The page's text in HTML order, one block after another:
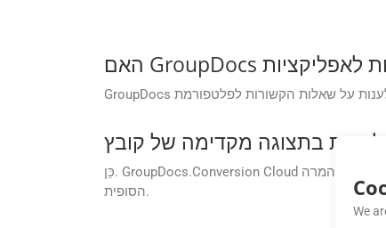
כֵּן. GroupDocs.Conversion Cloud תומך בתכונת תצוגה מקדימה של מסמכים לפני ההמרה. זה עוזר להבטיח דיוק פריסה, לבדוק עיצוב ולקבל החלטות מושכלות לפני ביצוע ההמרה
הסופית.
We